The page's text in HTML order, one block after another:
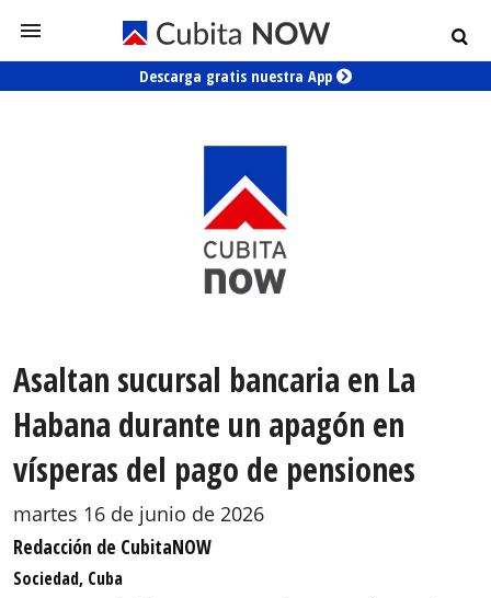
Descarga gratis nuestra App
Asaltan sucursal bancaria en La
Habana durante un apagón en
vísperas del pago de pensiones
martes 16 de junio de 2026
Redacción de CubitaNOW
Sociedad, Cuba